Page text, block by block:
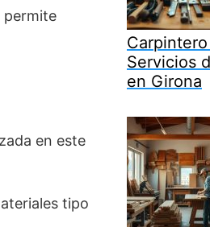
permite
en este
tipo
Carpintero
Servicios
en Girona